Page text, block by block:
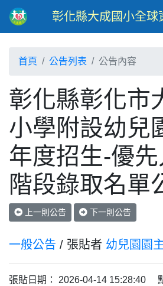
彰化縣大成國小全球
首頁 公告列表 公告內容
彰化縣彰化市
小學附設幼兒
年度招生-優
階段錄取名單
上一則公告 下一則公告
一般公告 / 張貼者 幼兒園園
張貼日期： 2026-04-14 15:28:40